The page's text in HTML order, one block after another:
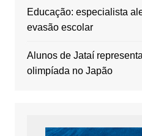
Educação: especialista
evasão escolar
Alunos de Jataí
olimpíada no Japão